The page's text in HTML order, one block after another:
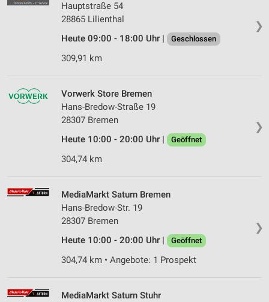
❯
Hauptstraße 54
28865 Lilienthal
Heute 09:00 - 18:00 Uhr |
Geschlossen
309,91 km
❯
Vorwerk Store Bremen
Hans-Bredow-Straße 19
28307 Bremen
Heute 10:00 - 20:00 Uhr |
Geöffnet
304,74 km
❯
MediaMarkt Saturn Bremen
Hans-Bredow-Str. 19
28307 Bremen
Heute 10:00 - 20:00 Uhr |
Geöffnet
304,74 km • Angebote: 1 Prospekt
MediaMarkt Saturn Stuhr